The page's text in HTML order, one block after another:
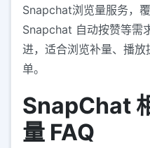
Snapchat浏览量服务，
Snapchat 自动按赞等需
进，适合浏览补量、播
单。
SnapChat
量 FAQ